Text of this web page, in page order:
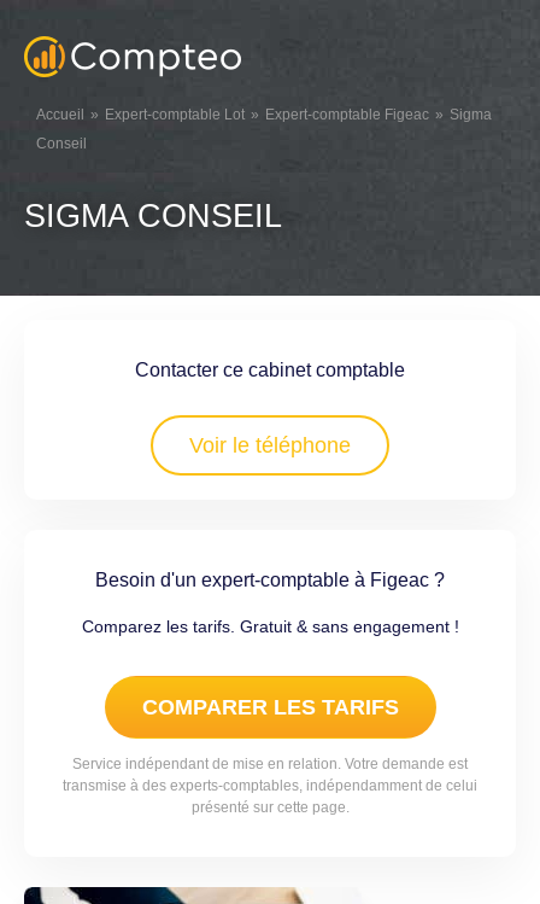
Accueil Expert-comptable Lot Expert-comptable Figeac
Sigma
Conseil
SIGMA CONSEIL
Contacter ce cabinet comptable
Voir le téléphone
Besoin d'un expert-comptable à Figeac ?
Comparez les tarifs. Gratuit & sans engagement !
COMPARER LES TARIFS
Service indépendant de mise en relation. Votre demande est
transmise à des experts-comptables, indépendamment de celui
présenté sur cette page.